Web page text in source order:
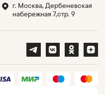
г. Москва, Дербеневская
набережная 7,стр. 9